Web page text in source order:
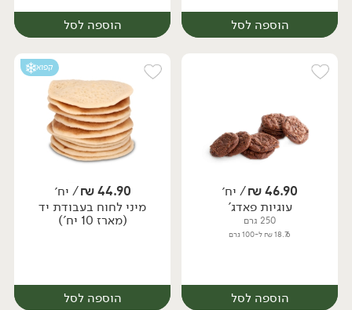
הוספה לסל
יח׳
הוספה לסל
יח׳
46.90
₪/ יח׳
עוגיות פאדג'
250 גרם
18.76 ₪ ל-100 גרם
הוספה לסל
קפוא
44.90
₪/ יח׳
מיני לחוח בעבודת יד
(מארז 10 יח')
הוספה לסל